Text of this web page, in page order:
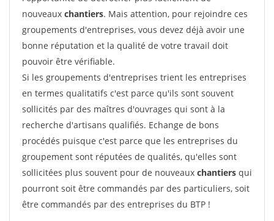
nouveaux chantiers. Mais attention, pour rejoindre ces
groupements d'entreprises, vous devez déjà avoir une
bonne réputation et la qualité de votre travail doit
pouvoir être vérifiable.
Si les groupements d'entreprises trient les entreprises
en termes qualitatifs c'est parce qu'ils sont souvent
sollicités par des maîtres d'ouvrages qui sont à la
recherche d'artisans qualifiés. Echange de bons
procédés puisque c'est parce que les entreprises du
groupement sont réputées de qualités, qu'elles sont
sollicitées plus souvent pour de nouveaux chantiers qui
pourront soit être commandés par des particuliers, soit
être commandés par des entreprises du BTP !